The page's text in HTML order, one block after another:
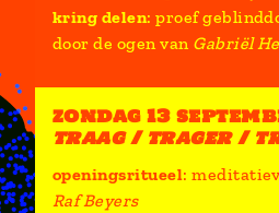
kring delen: proef
door de ogen van Gabriël
zondag 13
traag / trager /
openingsritueel:
Raf Beyers